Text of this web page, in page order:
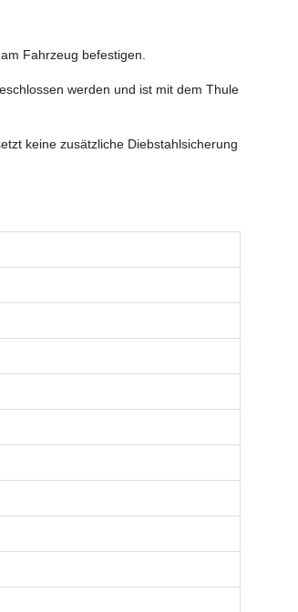
Fahrzeug befestigen.
werden und ist mit dem Thule
keine zusätzliche Diebstahlsicherung